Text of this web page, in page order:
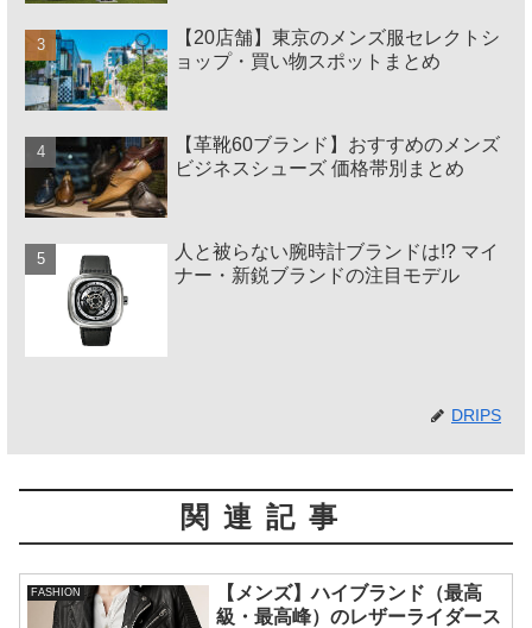
【20店舗】東京のメンズ服セレクトシ
ョップ・買い物スポットまとめ
【革靴60ブランド】おすすめのメンズ
ビジネスシューズ 価格帯別まとめ
人と被らない腕時計ブランドは!? マイ
ナー・新鋭ブランドの注目モデル
DRIPS
関連記事
FASHION
【メンズ】ハイブランド（最高
級・最高峰）のレザーライダース